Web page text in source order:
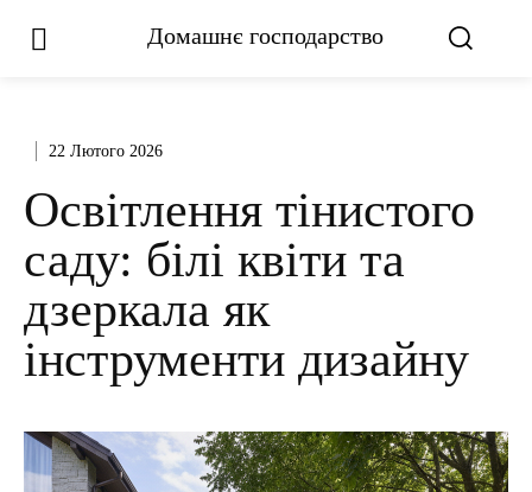
Домашнє господарство
22 Лютого 2026
Освітлення тінистого
саду: білі квіти та
дзеркала як
інструменти дизайну